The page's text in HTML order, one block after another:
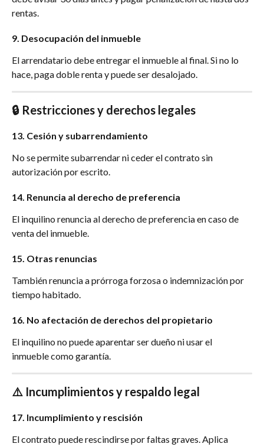
rentas.
9. Desocupación del inmueble
El arrendatario debe entregar el inmueble al final. Si no lo
hace, paga doble renta y puede ser desalojado.
🔒 Restricciones y derechos legales
13. Cesión y subarrendamiento
No se permite subarrendar ni ceder el contrato sin
autorización por escrito.
14. Renuncia al derecho de preferencia
El inquilino renuncia al derecho de preferencia en caso de
venta del inmueble.
15. Otras renuncias
También renuncia a prórroga forzosa o indemnización por
tiempo habitado.
16. No afectación de derechos del propietario
El inquilino no puede aparentar ser dueño ni usar el
inmueble como garantía.
⚠️ Incumplimientos y respaldo legal
17. Incumplimiento y rescisión
El contrato puede rescindirse por faltas graves. Aplica